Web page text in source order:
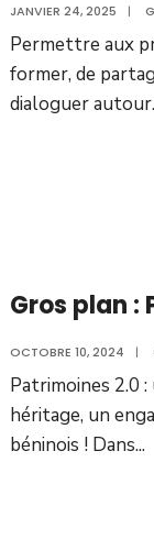
JANVIER 24, 2025 |
Permettre aux
former, de
dialoguer autour
Gros plan :
OCTOBRE 10, 2024 |
Patrimoines 2.0
héritage, un
béninois ! Dans...